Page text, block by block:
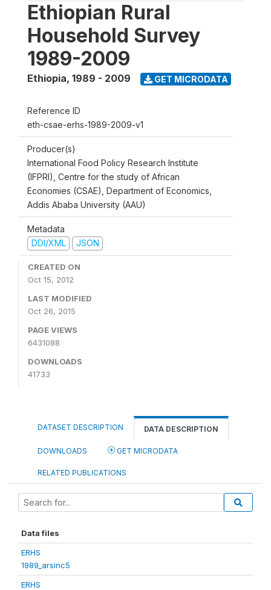
Ethiopian Rural
Household Survey
1989-2009
Ethiopia, 1989 - 2009 GET MICRODATA
Reference ID
eth-csae-erhs-1989-2009-v1
Producer(s)
International Food Policy Research Institute
(IFPRI), Centre for the study of African
Economies (CSAE), Department of Economics,
Addis Ababa University (AAU)
Metadata
DDI/XML
JSON
CREATED ON
Oct 15, 2012
LAST MODIFIED
Oct 26, 2015
PAGE VIEWS
6431088
DOWNLOADS
41733
DATASET DESCRIPTION DATA DESCRIPTION
DOWNLOADS GET MICRODATA
RELATED PUBLICATIONS
Data files
ERHS
1989_arsinc5
ERHS